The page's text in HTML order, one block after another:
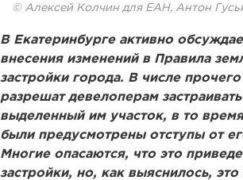
© Алексей Колчин для ЕАН, Антон
В Екатеринбурге активно
внесения изменений в Правила
застройки города. В числе
разрешат девелоперам
выделенный им участок, в то
были предусмотрены отступы от
Многие опасаются, что это
застройки, но, как выяснилось,